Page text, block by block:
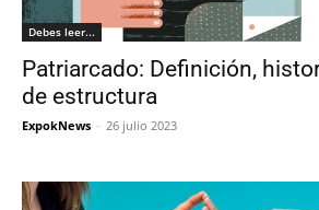
Debes leer...
Patriarcado: Definición,
de estructura
ExpokNews - 26 julio 2023